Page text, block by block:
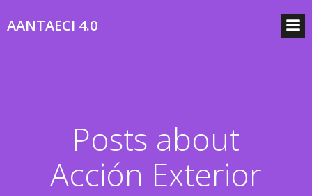
AANTAECI 4.0
Posts about
Acción Exterior